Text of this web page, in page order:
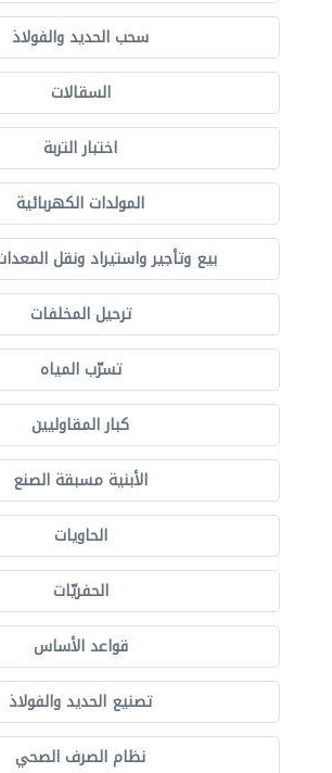
سحب الحديد والفولاذ
السقالات
اختبار التربة
المولدات الكهربائية
بيع وتأجير واستيراد ونقل
ترحيل المخلفات
تسرّب المياه
كبار المقاوليين
الأبنية مسبقة الصنع
الحاويات
الحفريّات
قواعد الأساس
تصنيع الحديد والفولاذ
نظام الصرف الصحي